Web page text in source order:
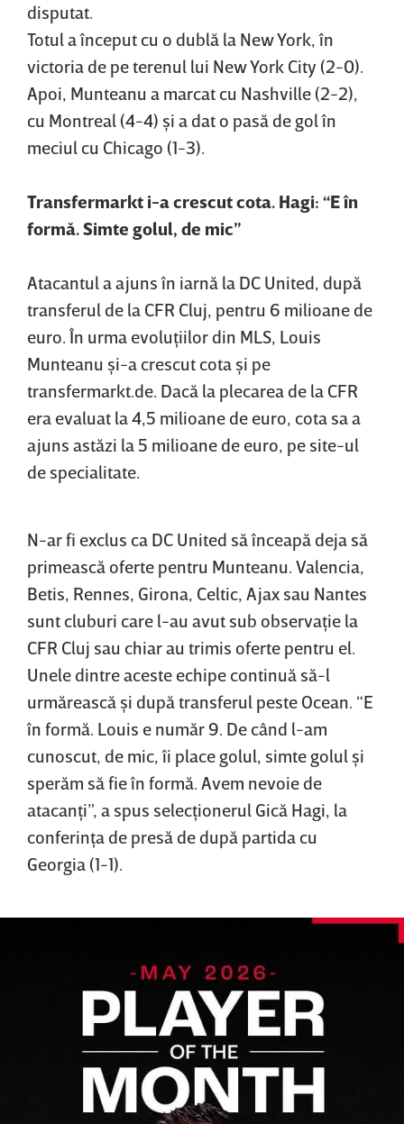
disputat.
Totul a început cu o dublă la New York, în
victoria de pe terenul lui New York City (2-0).
Apoi, Munteanu a marcat cu Nashville (2-2),
cu Montreal (4-4) şi a dat o pasă de gol în
meciul cu Chicago (1-3).
Transfermarkt i-a crescut cota. Hagi: “E în
formă. Simte golul, de mic”
Atacantul a ajuns în iarnă la DC United, după
transferul de la CFR Cluj, pentru 6 milioane de
euro. În urma evoluţiilor din MLS, Louis
Munteanu şi-a crescut cota şi pe
transfermarkt.de. Dacă la plecarea de la CFR
era evaluat la 4,5 milioane de euro, cota sa a
ajuns astăzi la 5 milioane de euro, pe site-ul
de specialitate.
N-ar fi exclus ca DC United să înceapă deja să
primească oferte pentru Munteanu. Valencia,
Betis, Rennes, Girona, Celtic, Ajax sau Nantes
sunt cluburi care l-au avut sub observaţie la
CFR Cluj sau chiar au trimis oferte pentru el.
Unele dintre aceste echipe continuă să-l
urmărească şi după transferul peste Ocean. “E
în formă. Louis e număr 9. De când l-am
cunoscut, de mic, îi place golul, simte golul şi
sperăm să fie în formă. Avem nevoie de
atacanţi”, a spus selecţionerul Gică Hagi, la
conferinţa de presă de după partida cu
Georgia (1-1).